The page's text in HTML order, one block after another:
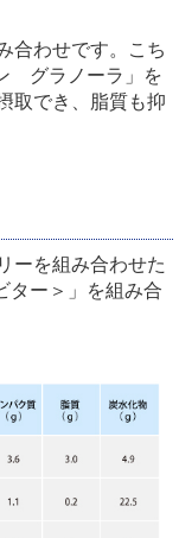
合わせです。こち
グラノーラ」を
取でき、脂質も抑
ーを組み合わせた
ター＞」を組み合